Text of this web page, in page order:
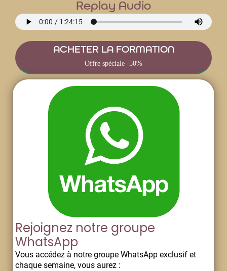
Replay Audio
ACHETER LA FORMATION
Offre spéciale -50%
Rejoignez notre groupe
WhatsApp
Vous accédez à notre groupe WhatsApp exclusif et
chaque semaine, vous aurez :